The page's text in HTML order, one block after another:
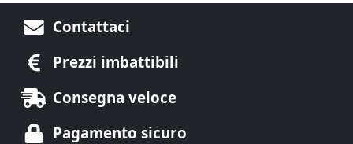
Contattaci
Prezzi imbattibili
Consegna veloce
Pagamento sicuro